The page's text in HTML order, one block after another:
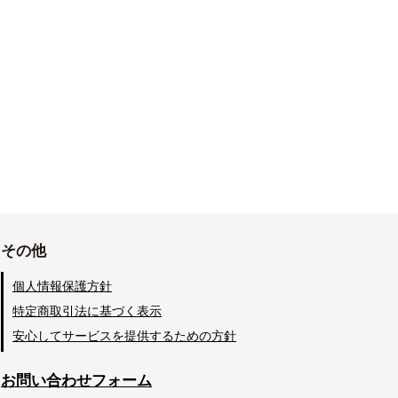
その他
個人情報保護方針
特定商取引法に基づく表示
安心してサービスを提供するための方針
お問い合わせフォーム